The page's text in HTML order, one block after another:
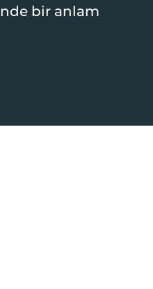
bir anlam